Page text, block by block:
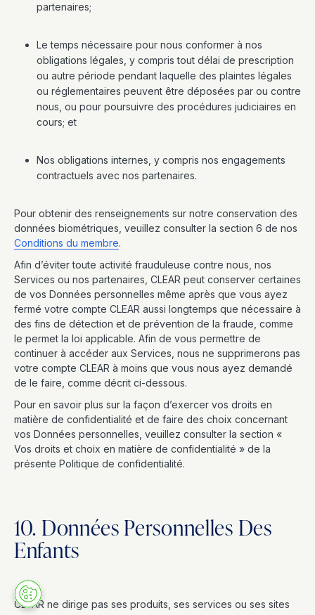
partenaires;
Le temps nécessaire pour nous conformer à nos
obligations légales, y compris tout délai de prescription
ou autre période pendant laquelle des plaintes légales
ou réglementaires peuvent être déposées par ou contre
nous, ou pour poursuivre des procédures judiciaires en
cours; et
Nos obligations internes, y compris nos engagements
contractuels avec nos partenaires.
Pour obtenir des renseignements sur notre conservation des
données biométriques, veuillez consulter la section 6 de nos
Conditions du membre.
Afin d’éviter toute activité frauduleuse contre nous, nos
Services ou nos partenaires, CLEAR peut conserver certaines
de vos Données personnelles même après que vous ayez
fermé votre compte CLEAR aussi longtemps que nécessaire à
des fins de détection et de prévention de la fraude, comme
le permet la loi applicable. Afin de vous permettre de
continuer à accéder aux Services, nous ne supprimerons pas
votre compte CLEAR à moins que vous nous ayez demandé
de le faire, comme décrit ci-dessous.
Pour en savoir plus sur la façon d’exercer vos droits en
matière de confidentialité et de faire des choix concernant
vos Données personnelles, veuillez consulter la section «
Vos droits et choix en matière de confidentialité » de la
présente Politique de confidentialité.
10. Données Personnelles Des
Enfants
CLEAR ne dirige pas ses produits, ses services ou ses sites